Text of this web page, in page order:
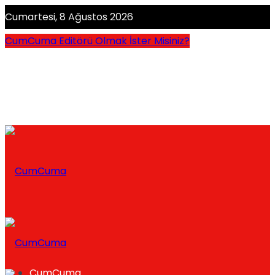
Cumartesi, 8 Ağustos 2026
CumCuma Editörü Olmak İster Misiniz?